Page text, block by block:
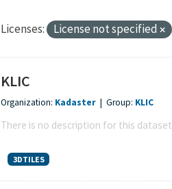
Licenses: License not specified
KLIC
Organization: Kadaster | Group: KLIC
There is no description for this dataset
3DTILES